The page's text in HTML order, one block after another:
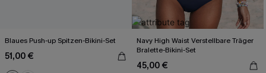
Blaues Push-up Spitzen-Bikini-Set
51,00 €
Navy High Waist Verstellbare Träger
Bralette-Bikini-Set
45,00 €